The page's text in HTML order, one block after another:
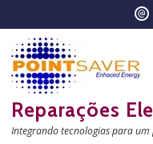
Reparações
Integrando tecnologias para um